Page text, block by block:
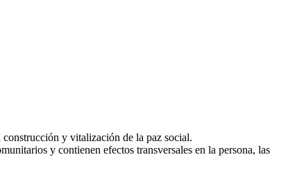
y vitalización de la paz social.
y contienen efectos transversales en la persona, las